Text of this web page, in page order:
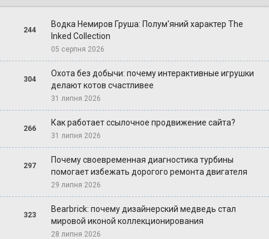
244
Водка Немиров Груша: Полум'яний характер The
Inked Collection
05 серпня 2026
304
Охота без добычи: почему интерактивные игрушки
делают котов счастливее
31 липня 2026
266
Как работает ссылочное продвижение сайта?
31 липня 2026
297
Почему своевременная диагностика турбины
помогает избежать дорогого ремонта двигателя
29 липня 2026
323
Bearbrick: почему дизайнерский медведь стал
мировой иконой коллекционирования
28 липня 2026